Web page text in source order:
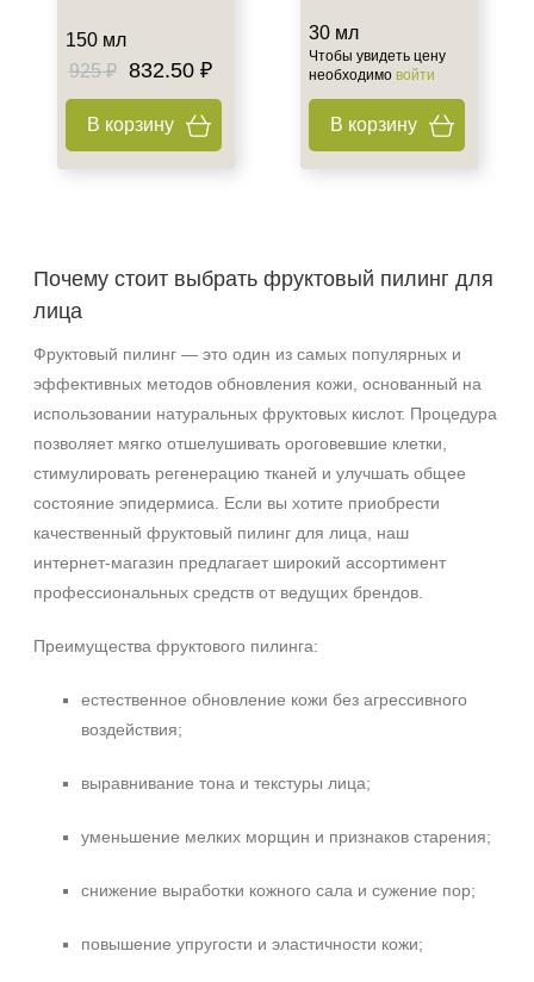
Профессиональная
Очищение
Результат
Лицо
Объём
30 мл
Ингредиенты
150 мл
925 ₽
832.50 ₽
В корзину
30 мл
Чтобы увидеть цену
необходимо войти
В корзину
Почему стоит выбрать фруктовый пилинг для
лица
Фруктовый пилинг — это один из самых популярных и
эффективных методов обновления кожи, основанный на
использовании натуральных фруктовых кислот. Процедура
позволяет мягко отшелушивать ороговевшие клетки,
стимулировать регенерацию тканей и улучшать общее
состояние эпидермиса. Если вы хотите приобрести
качественный фруктовый пилинг для лица, наш
интернет‑магазин предлагает широкий ассортимент
профессиональных средств от ведущих брендов.
Преимущества фруктового пилинга:
естественное обновление кожи без агрессивного
воздействия;
выравнивание тона и текстуры лица;
уменьшение мелких морщин и признаков старения;
снижение выработки кожного сала и сужение пор;
повышение упругости и эластичности кожи;